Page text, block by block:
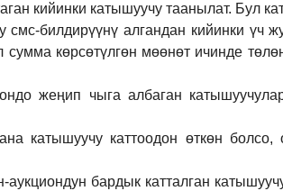
кийинки катышуучу таанылат. Бул
смс-билдирүүнү алгандан кийинки үч
сумма көрсөтүлгөн мөөнөт ичинде
жеңип чыга албаган
катышуучу каттоодон өткөн болсо,
аукциондун бардык катталган